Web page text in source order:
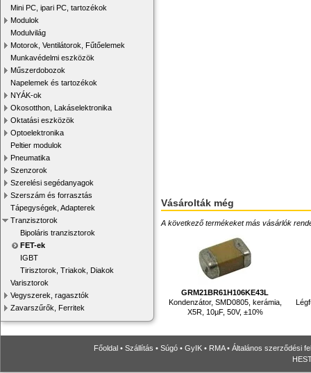
Mini PC, ipari PC, tartozékok
Modulok
Modulvilág
Motorok, Ventilátorok, Fűtőelemek
Munkavédelmi eszközök
Műszerdobozok
Napelemek és tartozékok
NYÁK-ok
Okosotthon, Lakáselektronika
Oktatási eszközök
Optoelektronika
Peltier modulok
Pneumatika
Szenzorok
Szerelési segédanyagok
Szerszám és forrasztás
Tápegységek, Adapterek
Tranzisztorok
Bipoláris tranzisztorok
FET-ek
IGBT
Tirisztorok, Triakok, Diakok
Varisztorok
Vegyszerek, ragasztók
Zavarszűrők, Ferritek
Vásárolták még
A következő termékeket más vásárlók
GRM21BR61H106KE43L
Kondenzátor, SMD0805, kerámia,
X5R, 10µF, 50V, ±10%
Főoldal • Szállítás • Súgó • GyIK • RMA• Általános szerződési